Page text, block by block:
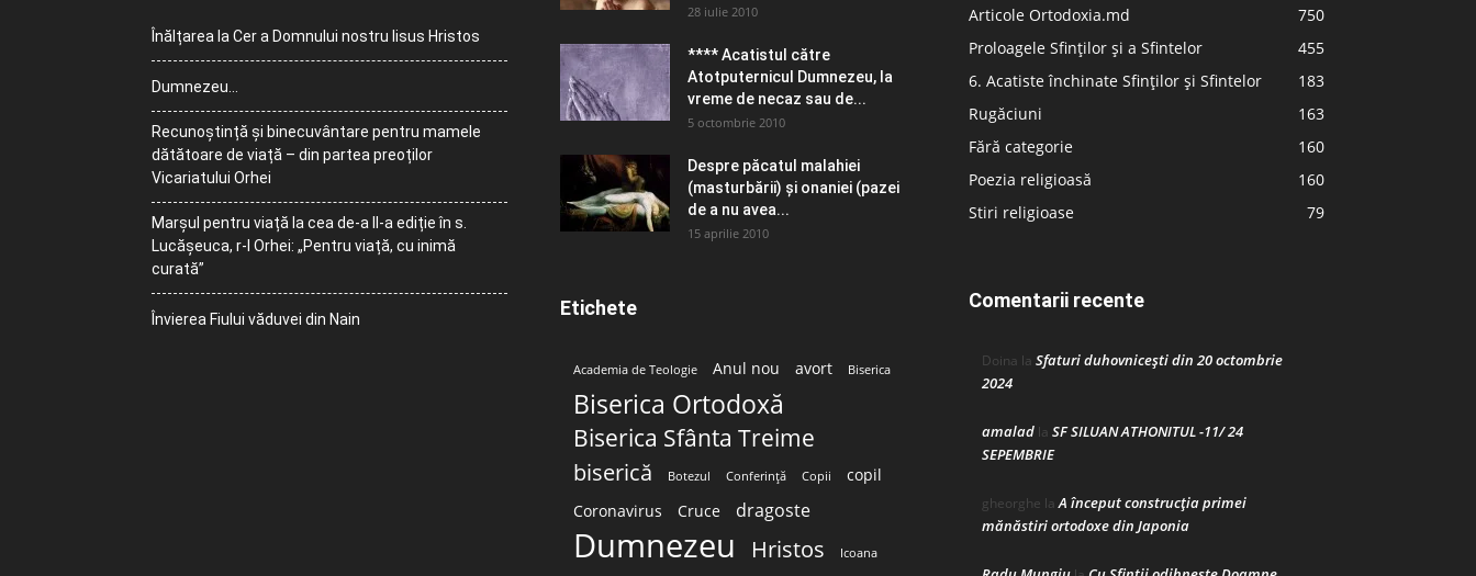
Înălțarea la Cer a Domnului nostru Iisus Hristos
Dumnezeu…
Recunoștință și binecuvântare pentru mamele
dătătoare de viață – din partea preoților
Vicariatului Orhei
Marșul pentru viață la cea de-a II-a ediție în s.
Lucășeuca, r-l Orhei: „Pentru viață, cu inimă
curată”
Învierea Fiului văduvei din Nain
28 iulie 2010
**** Acatistul către
Atotputernicul Dumnezeu, la
vreme de necaz sau de...
5 octombrie 2010
Despre păcatul malahiei
(masturbării) şi onaniei (pazei
de a nu avea...
15 aprilie 2010
Etichete
Academia de Teologie Anul nou avort Biserica
Biserica Ortodoxă
Biserica Sfânta Treime
biserică Botezul Conferință Copii
copil
Coronavirus
Cruce dragoste
Dumnezeu Hristos Icoana
Articole Ortodoxia.md
750
Proloagele Sfinților și a Sfintelor
455
6. Acatiste închinate Sfinților și Sfintelor
183
Rugăciuni
163
Fără categorie
160
Poezia religioasă
160
Stiri religioase
79
Comentarii recente
Doina la Sfaturi duhovnicești din 20 octombrie
2024
amalad la SF SILUAN ATHONITUL -11/ 24
SEPEMBRIE
gheorghe laA început construcţia primei
mănăstiri ortodoxe din Japonia